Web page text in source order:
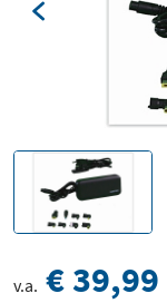
v.a. € 39,99